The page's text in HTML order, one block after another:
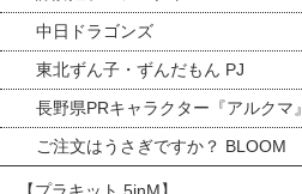
中日ドラゴンズ
東北ずん子・ずんだもん PJ
長野県PRキャラクター『アルクマ』
ご注文はうさぎですか？ BLOOM